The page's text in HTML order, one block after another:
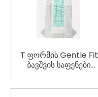
T ფორმის Gentle Fit
ბავშვის საფენები